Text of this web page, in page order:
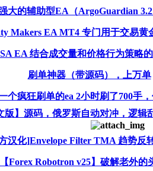
大的辅助型EA（ArgoGuardian
Makers EA MT4 专门用于交易黄
EA 结合成交量和价格行为策略
刷单神器（带源码），上万单
个疯狂刷单的ea 2小时刷了700手
版】源码，俄罗斯自动对冲，逻
汉化]Envelope Filter TMA 趋势反
【Forex Robotron v25】破解老外的